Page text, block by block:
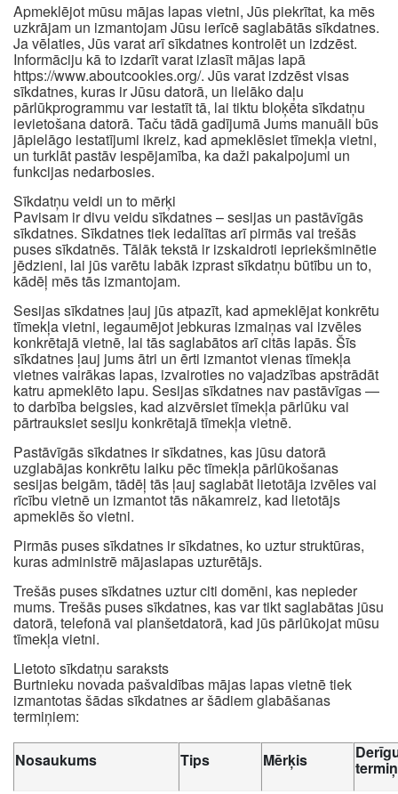
Apmeklējot mūsu mājas lapas vietni, Jūs piekrītat, ka mēs
uzkrājam un izmantojam Jūsu ierīcē saglabātās sīkdatnes.
Ja vēlaties, Jūs varat arī sīkdatnes kontrolēt un izdzēst.
Informāciju kā to izdarīt varat izlasīt mājas lapā
https://www.aboutcookies.org/. Jūs varat izdzēst visas
sīkdatnes, kuras ir Jūsu datorā, un lielāko daļu
pārlūkprogrammu var iestatīt tā, lai tiktu bloķēta sīkdatņu
ievietošana datorā. Taču tādā gadījumā Jums manuāli būs
jāpielāgo iestatījumi ikreiz, kad apmeklēsiet tīmekļa vietni,
un turklāt pastāv iespējamība, ka daži pakalpojumi un
funkcijas nedarbosies.
Sīkdatņu veidi un to mērķi
Pavisam ir divu veidu sīkdatnes – sesijas un pastāvīgās
sīkdatnes. Sīkdatnes tiek iedalītas arī pirmās vai trešās
puses sīkdatnēs. Tālāk tekstā ir izskaidroti iepriekšminētie
jēdzieni, lai jūs varētu labāk izprast sīkdatņu būtību un to,
kādēļ mēs tās izmantojam.
Sesijas sīkdatnes ļauj jūs atpazīt, kad apmeklējat konkrētu
tīmekļa vietni, iegaumējot jebkuras izmaiņas vai izvēles
konkrētajā vietnē, lai tās saglabātos arī citās lapās. Šīs
sīkdatnes ļauj jums ātri un ērti izmantot vienas tīmekļa
vietnes vairākas lapas, izvairoties no vajadzības apstrādāt
katru apmeklēto lapu. Sesijas sīkdatnes nav pastāvīgas —
to darbība beigsies, kad aizvērsiet tīmekļa pārlūku vai
pārtrauksiet sesiju konkrētajā tīmekļa vietnē.
Pastāvīgās sīkdatnes ir sīkdatnes, kas jūsu datorā
uzglabājas konkrētu laiku pēc tīmekļa pārlūkošanas
sesijas beigām, tādēļ tās ļauj saglabāt lietotāja izvēles vai
rīcību vietnē un izmantot tās nākamreiz, kad lietotājs
apmeklēs šo vietni.
Pirmās puses sīkdatnes ir sīkdatnes, ko uztur struktūras,
kuras administrē mājaslapas uzturētājs.
Trešās puses sīkdatnes uztur citi domēni, kas nepieder
mums. Trešās puses sīkdatnes, kas var tikt saglabātas jūsu
datorā, telefonā vai planšetdatorā, kad jūs pārlūkojat mūsu
tīmekļa vietni.
Lietoto sīkdatņu saraksts
Burtnieku novada pašvaldības mājas lapas vietnē tiek
izmantotas šādas sīkdatnes ar šādiem glabāšanas
termiņiem:
Nosaukums Tips Mērķis